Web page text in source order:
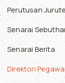
Perutusan
Senarai
Senarai Berita
Direktori